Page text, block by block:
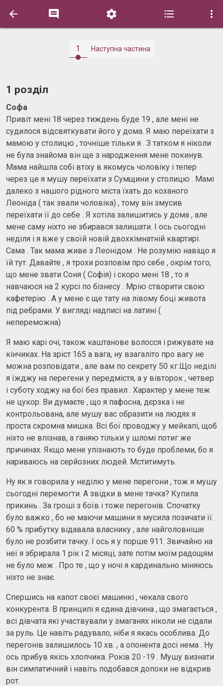
    
1 Наступна частина
1 розділ
Софа
Привіт мені 18 через тиждень буде 19 , але мені не
судилося відсвяткувати його у дома. Я маю переїхати з
мамою у столицю , точніше тільки я . З татком я ніколи
не була знайома він ще з народження мене покинув.
Мама найшла собі втіху в якомусь чоловіку і тепер
через це я мушу переїхати з Сумщини у столицю . Мамі
далеко з нашого рідного міста їхать до коханого
Леоніда ( так звали чоловіка) , тому він змусив
переїхати її до себе . Я хотіла залишитись у дома , але
мене саму ніхто не збирався залишати. І ось сьогодні
неділя і я вже у своїй новій двохкімнатній квартирі.
Сама . Так мама живе з Леонідом . Не розумію навіщо я
їй тут. Давайте , я трохи розповім про себе , окрім того,
що мене звати Соня ( Софія) і скоро мені 18 , то я
навчаюся на 2 курсі по бізнесу . Мрію створити свою
кафетерію . А у мене є ще тату на лівому боці живота
під ребрами. У вигляді надписі на латині (
непереможна)
Я маю карі очі, також каштанове волосся і рижувате на
кінчиках. На зріст 165 а вага, ну взагаліто про вагу не
можна розповідати , але вам по секрету 50 кг.Що неділі
я їжджу на перегени у передмістя, а у вівторок , четвер
і суботу ходжу на бої без правил . Характер у мене теж
не цукор. Ви думаєте , що я пафосна, дєрзка і не
контрольована, але мушу вас образити на людях я
проста скромна мишка. Всі бої проводжу у мейкапі, щоб
ніхто не впізнав, а ганяю тільки у шломі потиг же
причинах. Якщо мене упізнають то буде проблеми, бо я
нариваюсь на серйозних людей. Мститимуть.
Ну як я говорила у неділю у мене перегони , тож я мушу
сьогодні перемогти. А звідки в мене тачка? Купила
прикинь . За гроші з боїв і тоже перегонів. Спочатку
було важко , бо не маючи машини я мусила позичати її.
60 % прибутку відавала власнику , але найголовніше
було не розбити тачку. І ось я у порше 911. Звичайно на
неї я збрирала 1 рік і 2 місяці, зате потім моїм радощям
не було меж . Про те , що у ночі я кардинально міняюсь
ніхто не знає.
Спершись на капот своєї машинкі , чекала свого
конкурента. В принципі я єдина дівчина , що змагається ,
всі дівчата які участвували у змаганях ніколи не сідали
за руль. Це навіть радувало, ніби я якась особлива. До
перегонів залишилось 10 хв. , а опонента досі нема . Ну
ось прибув якісь хлопчика. Років 20 -19 . Мушу визнати
він симпатичний і навіть подобався допоки не відкрив
рот.